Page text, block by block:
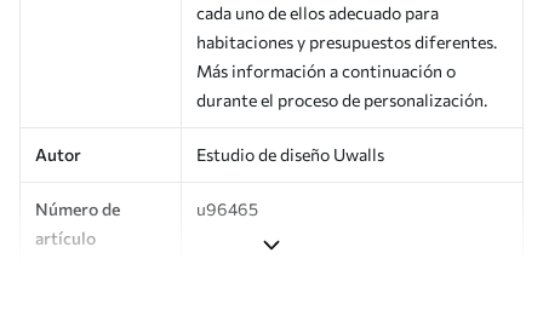
cada uno de ellos adecuado para
habitaciones y presupuestos diferentes.
Más información a continuación o
durante el proceso de personalización.
Autor Estudio de diseño Uwalls
Número de
artículo
u96465